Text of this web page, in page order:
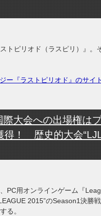
トピリオド（ラスピリ）』。
ー『ラストピリオド』のサイ
際大会への出場権は
得！ 歴史的大会
PC用オンラインゲーム『
2015”のSeason1決勝
る。